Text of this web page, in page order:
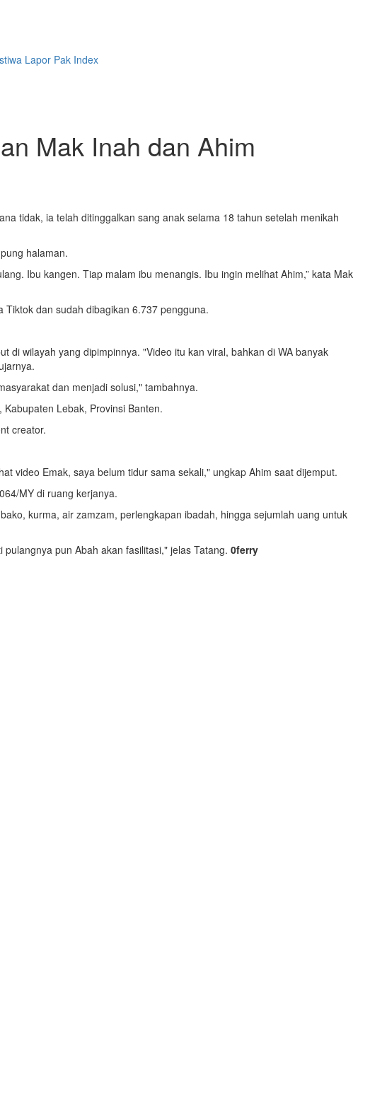
Lapor Pak Index
Mak Inah dan Ahim
tidak, ia telah ditinggalkan sang anak selama 18 tahun setelah menikah
halaman.
Ibu kangen. Tiap malam ibu menangis. Ibu ingin melihat Ahim,” kata Mak
dan sudah dibagikan 6.737 pengguna.
di wilayah yang dipimpinnya. "Video itu kan viral, bahkan di WA banyak
dan menjadi solusi," tambahnya.
Lebak, Provinsi Banten.
creator.
video Emak, saya belum tidur sama sekali," ungkap Ahim saat dijemput.
MY di ruang kerjanya.
kurma, air zamzam, perlengkapan ibadah, hingga sejumlah uang untuk
pun Abah akan fasilitasi," jelas Tatang. 0ferry